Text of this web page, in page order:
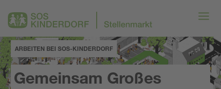
ARBEITEN BEI SOS-KINDERDORF
Gemeinsam Großes